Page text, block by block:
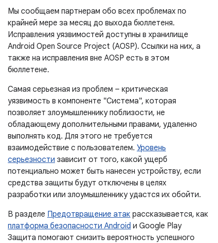
Мы сообщаем партнерам обо всех проблемах по
крайней мере за месяц до выхода бюллетеня.
Исправления уязвимостей доступны в хранилище
Android Open Source Project (AOSP). Ссылки на них, а
также на исправления вне AOSP есть в этом
бюллетене.
Самая серьезная из проблем – критическая
уязвимость в компоненте "Система", которая
позволяет злоумышленнику поблизости, не
обладающему дополнительными правами, удаленно
выполнять код. Для этого не требуется
взаимодействие с пользователем. Уровень
серьезности зависит от того, какой ущерб
потенциально может быть нанесен устройству, если
средства защиты будут отключены в целях
разработки или злоумышленнику удастся их обойти.
В разделе Предотвращение атак рассказывается, как
платформа безопасности Android и Google Play
Защита помогают снизить вероятность успешного